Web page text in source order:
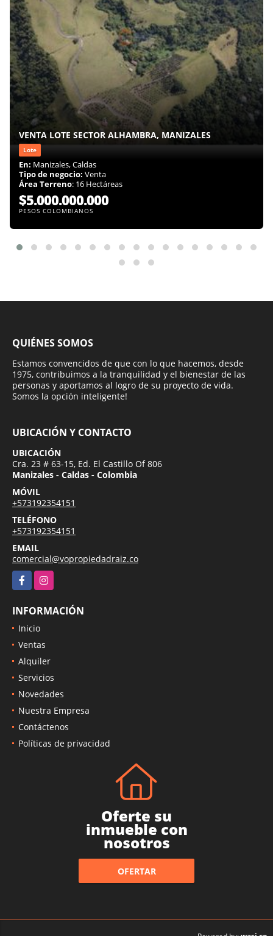
VENTA LOTE SECTOR ALHAMBRA, MANIZALES
Lote
En: Manizales, Caldas
Tipo de negocio: Venta
Área Terreno: 16 Hectáreas
$5.000.000.000
PESOS COLOMBIANOS
QUIÉNES SOMOS
Estamos convencidos de que con lo que hacemos, desde
1975, contribuimos a la tranquilidad y el bienestar de las
personas y aportamos al logro de su proyecto de vida.
Somos la opción inteligente!
UBICACIÓN Y CONTACTO
UBICACIÓN
Cra. 23 # 63-15, Ed. El Castillo Of 806
Manizales - Caldas - Colombia
MÓVIL
+573192354151
TELÉFONO
+573192354151
EMAIL
comercial@vopropiedadraiz.co
FacebookInstagram
INFORMACIÓN
Inicio
Ventas
Alquiler
Servicios
Novedades
Nuestra Empresa
Contáctenos
Oferte su
inmueble con
nosotros
OFERTAR